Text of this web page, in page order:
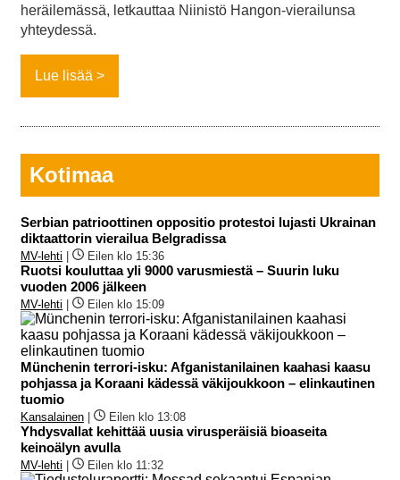
heräilemässä, letkauttaa Niinistö Hangon-vierailunsa
yhteydessä.
Lue lisää
Kotimaa
Serbian patrioottinen oppositio protestoi lujasti Ukrainan
diktaattorin vierailua Belgradissa
MV-lehti Eilen klo 15:36
Ruotsi kouluttaa yli 9000 varusmiestä – Suurin luku
vuoden 2006 jälkeen
MV-lehti Eilen klo 15:09
Münchenin terrori-isku: Afganistanilainen kaahasi kaasu
pohjassa ja Koraani kädessä väkijoukkoon – elinkautinen
tuomio
Kansalainen Eilen klo 13:08
Yhdysvallat kehittää uusia virusperäisiä bioaseita
keinoälyn avulla
MV-lehti Eilen klo 11:32